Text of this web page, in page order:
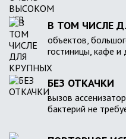
В ТОМ ЧИСЛЕ
объектов,
гостиницы, кафе и
БЕЗ ОТКАЧКИ
вызов
бактерий не